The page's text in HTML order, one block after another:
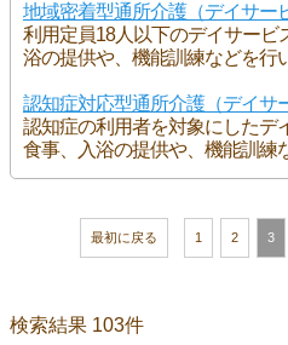
地域密着型通所介護（デイサー
利用定員18人以下のデイサービ
浴の提供や、機能訓練などを行
認知症対応型通所介護（デイサ
認知症の利用者を対象にしたデ
食事、入浴の提供や、機能訓練
最初に戻る 1 2 3
検索結果 103件